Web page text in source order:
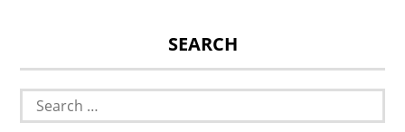
SEARCH
Search
for: